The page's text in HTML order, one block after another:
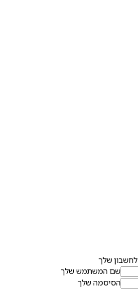
שלך
שם המשתמש שלך
הסיסמה שלך